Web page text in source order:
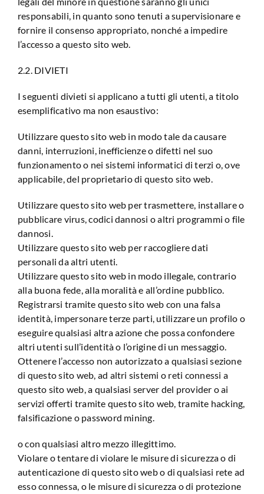
responsabili, in quanto sono tenuti a supervisionare e
fornire il consenso appropriato, nonché a impedire
l’accesso a questo sito web.
2.2. DIVIETI
I seguenti divieti si applicano a tutti gli utenti, a titolo
esemplificativo ma non esaustivo:
Utilizzare questo sito web in modo tale da causare
danni, interruzioni, inefficienze o difetti nel suo
funzionamento o nei sistemi informatici di terzi o, ove
applicabile, del proprietario di questo sito web.
Utilizzare questo sito web per trasmettere, installare o
pubblicare virus, codici dannosi o altri programmi o file
dannosi.
Utilizzare questo sito web per raccogliere dati
personali da altri utenti.
Utilizzare questo sito web in modo illegale, contrario
alla buona fede, alla moralità e all’ordine pubblico.
Registrarsi tramite questo sito web con una falsa
identità, impersonare terze parti, utilizzare un profilo o
eseguire qualsiasi altra azione che possa confondere
altri utenti sull’identità o l’origine di un messaggio.
Ottenere l’accesso non autorizzato a qualsiasi sezione
di questo sito web, ad altri sistemi o reti connessi a
questo sito web, a qualsiasi server del provider o ai
servizi offerti tramite questo sito web, tramite hacking,
falsificazione o password mining.
o con qualsiasi altro mezzo illegittimo.
Violare o tentare di violare le misure di sicurezza o di
autenticazione di questo sito web o di qualsiasi rete ad
esso connessa, o le misure di sicurezza o di protezione